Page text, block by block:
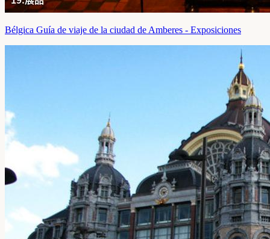
Bélgica Guía de viaje de la ciudad de Amberes - Exposiciones